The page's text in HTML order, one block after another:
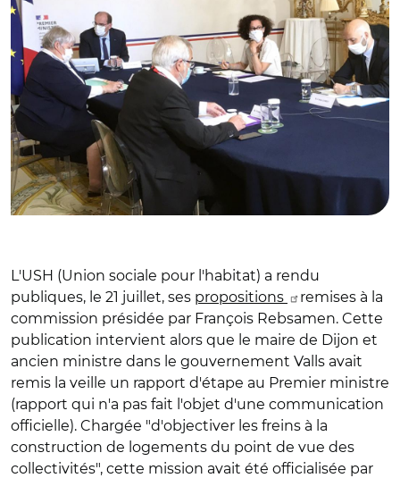
L'USH (Union sociale pour l'habitat) a rendu
publiques, le 21 juillet, ses propositions
remises à la
commission présidée par François Rebsamen. Cette
publication intervient alors que le maire de Dijon et
ancien ministre dans le gouvernement Valls avait
remis la veille un rapport d'étape au Premier ministre
(rapport qui n'a pas fait l'objet d'une communication
officielle). Chargée "d'objectiver les freins à la
construction de logements du point de vue des
collectivités", cette mission avait été officialisée par